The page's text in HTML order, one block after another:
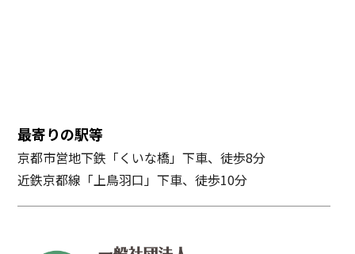
最寄りの駅等
京都市営地下鉄「くいな橋」下車、徒歩8分
近鉄京都線「上鳥羽口」下車、徒歩10分